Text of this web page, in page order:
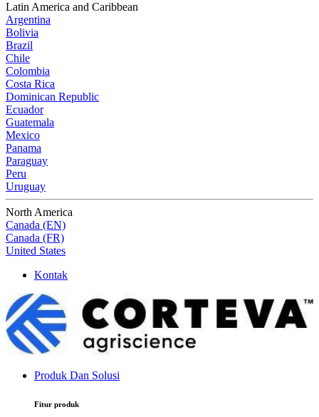
Latin America and Caribbean
Argentina
Bolivia
Brazil
Chile
Colombia
Costa Rica
Dominican Republic
Ecuador
Guatemala
Mexico
Panama
Paraguay
Peru
Uruguay
North America
Canada (EN)
Canada (FR)
United States
Kontak
Produk Dan Solusi
Fitur produk